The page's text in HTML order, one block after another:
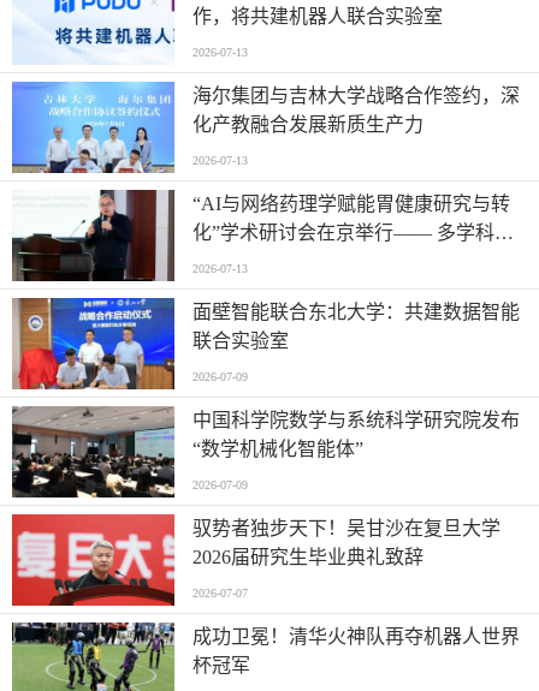
作，将共建机器人联合实验室
2026-07-13
海尔集团与吉林大学战略合作签约，深
化产教融合发展新质生产力
2026-07-13
“AI与网络药理学赋能胃健康研究与转
化”学术研讨会在京举行—— 多学科交
叉推动胃病防治进入智能化新阶段
2026-07-13
面壁智能联合东北大学：共建数据智能
联合实验室
2026-07-09
中国科学院数学与系统科学研究院发布
“数学机械化智能体”
2026-07-09
驭势者独步天下！吴甘沙在复旦大学
2026届研究生毕业典礼致辞
2026-07-07
成功卫冕！清华火神队再夺机器人世界
杯冠军